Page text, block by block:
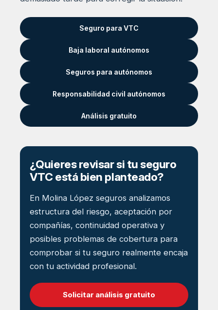
Seguro para VTC
Baja laboral autónomos
Seguros para autónomos
Responsabilidad civil autónomos
Análisis gratuito
¿Quieres revisar si tu seguro
VTC está bien planteado?
En Molina López seguros analizamos
estructura del riesgo, aceptación por
compañías, continuidad operativa y
posibles problemas de cobertura para
comprobar si tu seguro realmente encaja
con tu actividad profesional.
Solicitar análisis gratuito